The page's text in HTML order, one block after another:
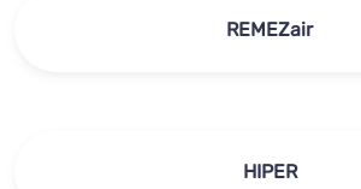
REMEZair
HIPER